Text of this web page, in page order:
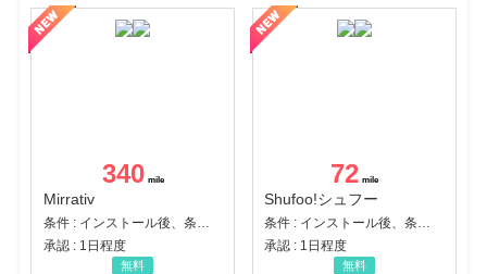
340
Mirrativ
条件 : インストール後、条件達成
承認 : 1日程度
無料
72
Shufoo!シュフー
条件 : インストール後、条件達成
承認 : 1日程度
無料